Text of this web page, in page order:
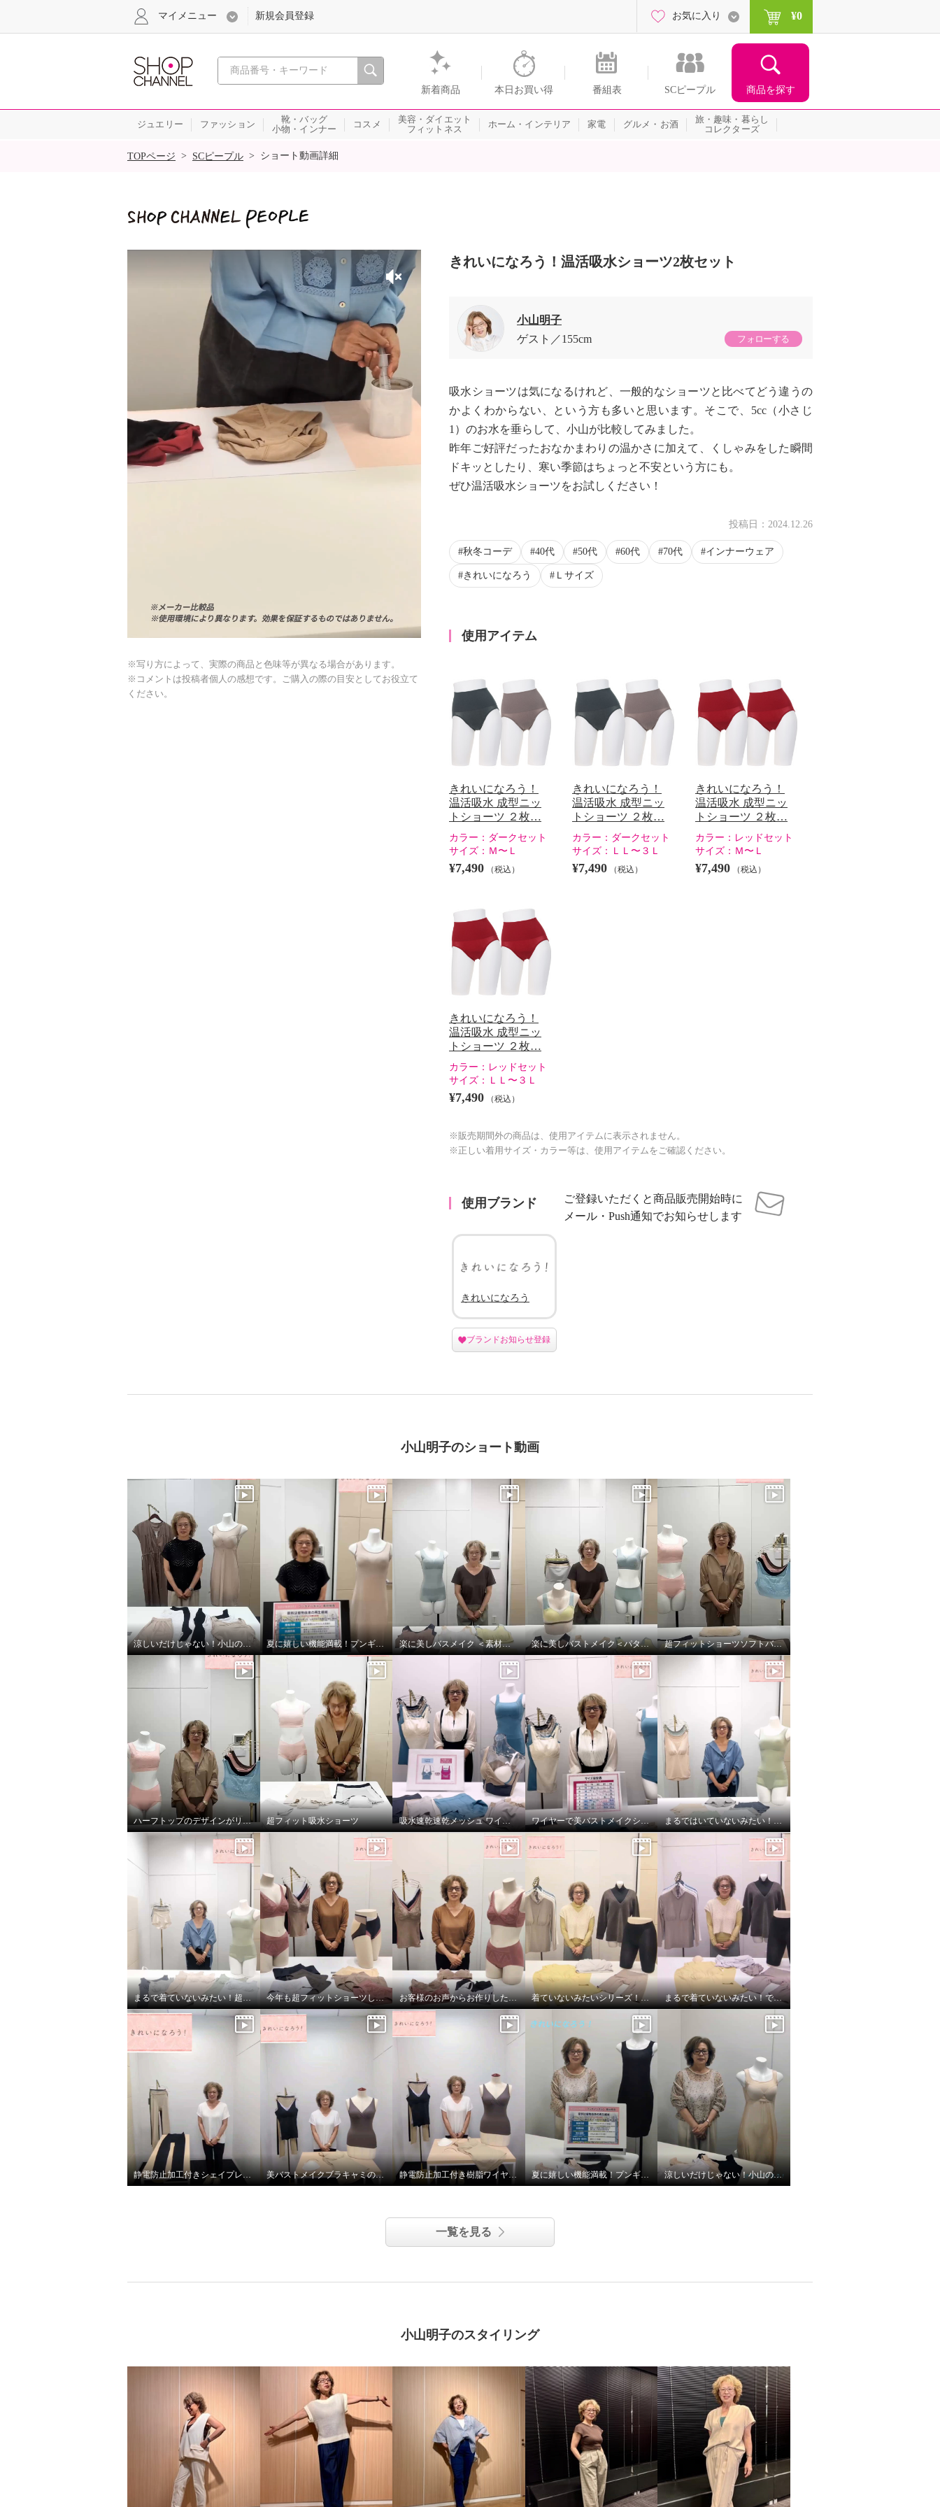
心おどる、瞬間を。通販・テレビショッピングのショップチャンネル
新着商品 本日お買い得 番組表 SCピープル 商品を探す
マイメニュー 新規会員登録 お気に入り ¥0
ジュエリー ファッション
靴・バッグ
小物・インナー
コスメ
美容・ダイエット
フィットネス
ホーム・インテリア 家電 グルメ・お酒
旅・趣味・暮らし
コレクターズ
SALE
TOPページ > SCピープル > ショート動画詳細
きれいになろう！ 温活吸水 成
型ニットショーツ ２枚セット
ダークセット Ｍ〜Ｌ
きれいになろう！ 温活吸水 成
型ニットショーツ ２枚セット
ダークセット ＬＬ〜３Ｌ
¥0
※写り方によって、実際の商品と色味等が異なる場合があります。
※コメントは投稿者個人の感想です。ご購入の際の目安としてお役立て
ください。
きれいになろう！温活吸水ショーツ2枚セット
小山明子
ゲスト
155cm フォローする
吸水ショーツは気になるけれど、一般的なショーツと比べてどう違うの
かよくわからない、という方も多いと思います。そこで、5cc（小さじ
1）のお水を垂らして、小山が比較してみました。
昨年ご好評だったおなかまわりの温かさに加えて、くしゃみをした瞬間
ドキッとしたり、寒い季節はちょっと不安という方にも。
ぜひ温活吸水ショーツをお試しください！
投稿日： 2024.12.26
秋冬コーデ 40代 50代 60代 70代 インナーウェア
きれいになろう Ｌサイズ
使用アイテム
きれいになろう！
温活吸水 成型ニッ
トショーツ ２枚…
カラー： ダークセット
サイズ： Ｍ〜Ｌ
¥7,490 （税込）
きれいになろう！
温活吸水 成型ニッ
トショーツ ２枚…
カラー： ダークセット
サイズ：
ＬＬ〜３Ｌ
¥7,490 （税込）
きれいになろう！
温活吸水 成型ニッ
トショーツ ２枚…
カラー： レッドセット
サイズ： Ｍ〜Ｌ
¥7,490 （税込）
きれいになろう！
温活吸水 成型ニッ
トショーツ ２枚…
カラー： レッドセット
サイズ：
ＬＬ〜３Ｌ
¥7,490 （税込）
※販売期間外の商品は、使用アイテムに表示されません。
※正しい着用サイズ・カラー等は、使用アイテムをご確認ください。
使用ブランド
ご登録いただくと商品販売開始時に
メール・Push通知でお知らせします
きれいになろう
ブランドお知らせ登録
小山明子のショート動画
涼しいだけじゃない！小山のこだわり 夏に嬉しい機能満載！プンギインギョンシリ ーズ 楽に美しバスメイク ＜素材編＞ 楽に美しバストメイク＜パターン編＞ 超フィットショーツソフトバージョン！
ハーフトップのデザインがリニューアル！ 超フィット吸水ショーツ 吸水速乾速乾メッシュ ワイヤーで美バストメイク ブラキャミ ワイヤーで美バストメイクシリーズ サイズの選び方 まるではいていないみたい！超のびのび吸水速乾付きショーツ
まるで着ていないみたい！超のびのび吸水速乾 付きカップ付きタンクトップ 今年も超フィットショーツしっかりバージョン！ お客様のお声からお作りしたブラとブラキャミです！ 着ていないみたいシリーズ！超のびのび秋冬バージョン まるで着ていないみたい！でもおしゃれ！
静電防止加工付きシェイプレギンス2枚セット 美バストメイクブラキャミの着方のポイント！ 静電防止加工付き樹脂ワイヤー入り美バストメイクブラキャミ 涼しいだけじゃない！小山のこだわり
一覧を見る
小山明子のスタイリング